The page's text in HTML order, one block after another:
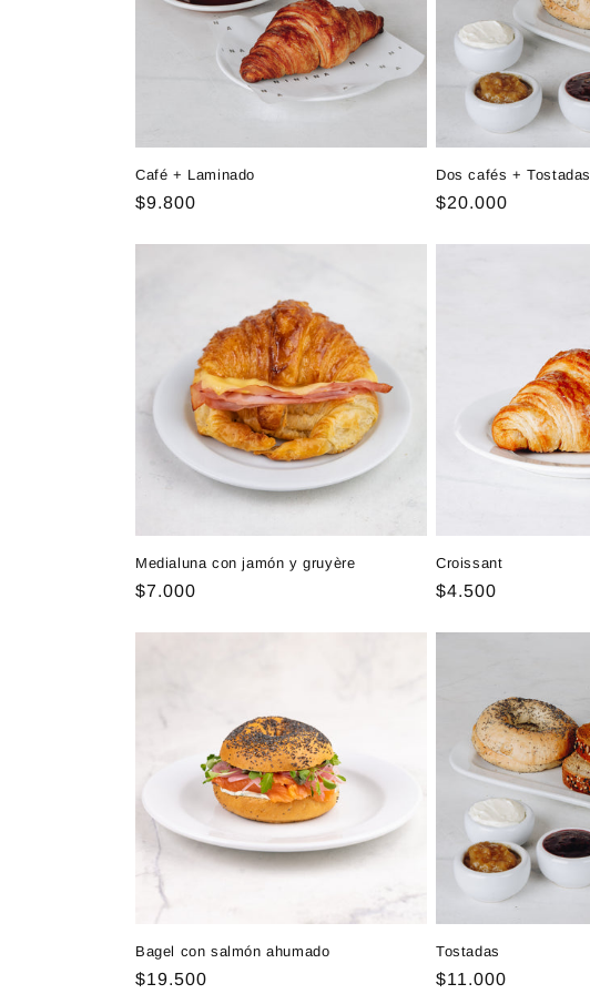
n
:
Café + Laminado
Precio
$9.800
Dos cafés + Tostadas
Precio
$20.000
Medialuna con jamón y gruyère
Precio
$7.000
Croissant
Precio
$4.500
Bagel con salmón ahumado
Precio
$19.500
Tostadas
Precio
$11.000